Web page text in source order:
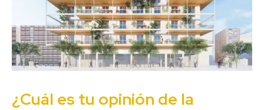
¿Cuál es tu opinión de la